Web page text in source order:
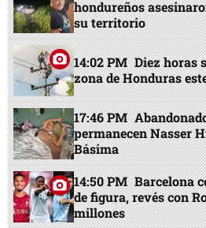
hondureños
su territorio
14:02 PM Diez horas
zona de Honduras
17:46 PM
permanecen Nasser
Básima
14:50 PM Barcelona
de figura, revés con
millones